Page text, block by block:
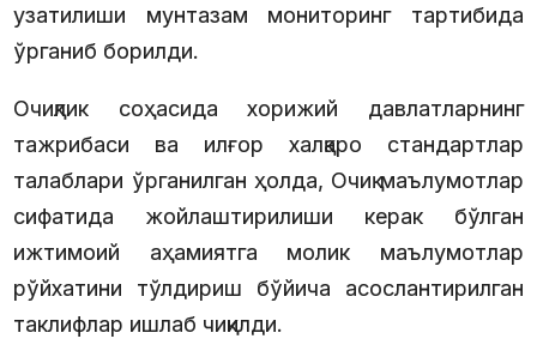
узатилиши мунтазам мониторинг тартибида
ўрганиб борилди.
Очиқлик соҳасида хорижий давлатларнинг
тажрибаси ва илғор халқаро стандартлар
талаблари ўрганилган ҳолда, Очиқ маълумотлар
сифатида жойлаштирилиши керак бўлган
ижтимоий аҳамиятга молик маълумотлар
рўйхатини тўлдириш бўйича асослантирилган
таклифлар ишлаб чиқилди.